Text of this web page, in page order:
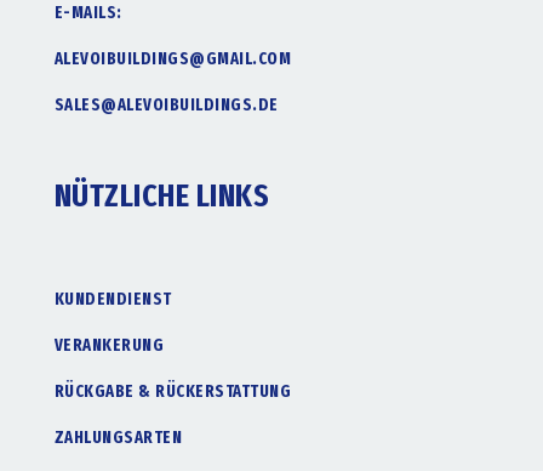
E-MAILS:
ALEVOIBUILDINGS@GMAIL.COM
SALES@ALEVOIBUILDINGS.DE
NÜTZLICHE LINKS
KUNDENDIENST
VERANKERUNG
RÜCKGABE & RÜCKERSTATTUNG
ZAHLUNGSARTEN